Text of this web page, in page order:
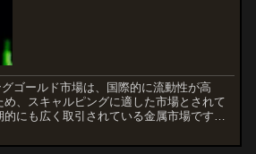
ゴールド市場は、国際的に流動性が高
め、スキャルピングに適した市場とされて
にも広く取引されている金属市場です。